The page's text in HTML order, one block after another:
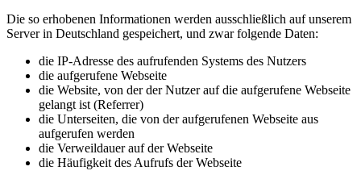
Die so erhobenen Informationen werden ausschließlich auf unserem
Server in Deutschland gespeichert, und zwar folgende Daten:
die IP-Adresse des aufrufenden Systems des Nutzers
die aufgerufene Webseite
die Website, von der der Nutzer auf die aufgerufene Webseite
gelangt ist (Referrer)
die Unterseiten, die von der aufgerufenen Webseite aus
aufgerufen werden
die Verweildauer auf der Webseite
die Häufigkeit des Aufrufs der Webseite